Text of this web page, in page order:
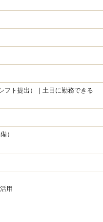
フト提出）｜土日に勤務できる
）
用